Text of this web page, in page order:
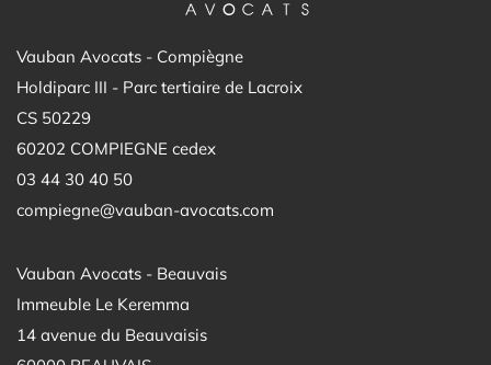
Vauban Avocats - Compiègne
Holdiparc III - Parc tertiaire de Lacroix
CS 50229
60202 COMPIEGNE cedex
03 44 30 40 50
compiegne@vauban-avocats.com
Vauban Avocats - Beauvais
Immeuble Le Keremma
14 avenue du Beauvaisis